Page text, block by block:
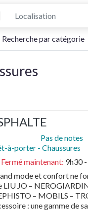
Recherche par catégorie
Pas de notes
à-porter - Chaussures
Fermé maintenant: 9h30
mode et confort ne
LIU JO –
– MOBILS –
: une gamme de